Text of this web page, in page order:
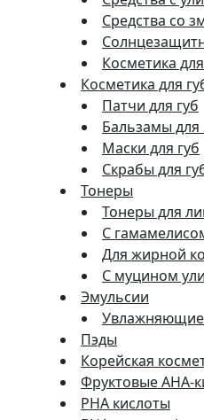
Средства со
Косметика
Косметика для
Патчи для губ
Бальзамы для
Маски для губ
Скрабы для
Тонеры
Тонеры для
С
Для жирной
С муцином
Эмульсии
Увлажняющие
Пэды
Корейская
Фруктовые AHA-
PHA кислоты